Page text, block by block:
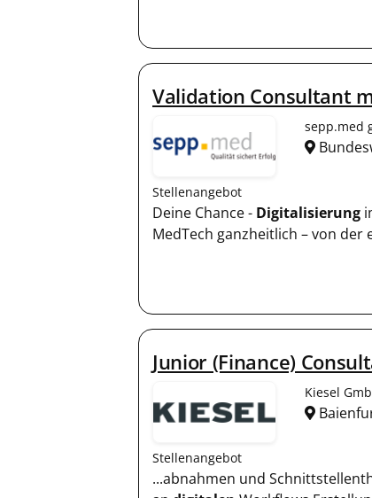
Validation Consultant
sepp.med
Stellenangebot
Deine Chance - Digitalisierung
MedTech ganzheitlich – von
Junior (Finance)
Kiesel
Stellenangebot
...abnahmen und